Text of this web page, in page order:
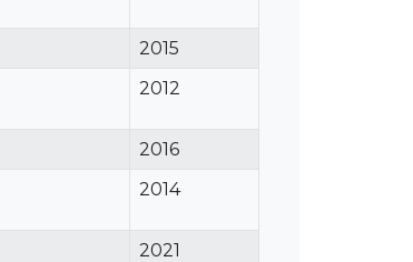
2015
2012
2016
2014
2021